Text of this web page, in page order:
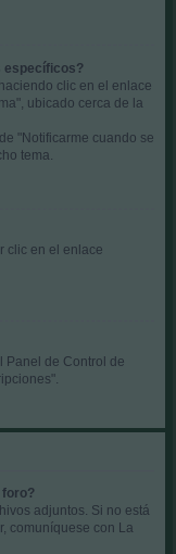
específicos?
clic en el enlace
ubicado cerca de la
"Notificarme cuando se
tema.
clic en el enlace
Panel de Control de
foro?
adjuntos. Si no está
comuníquese con La